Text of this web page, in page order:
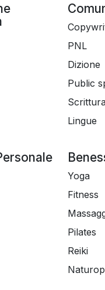
PNL
Dizione
Public
Lingue
Yoga
Fitness
Pilates
Reiki